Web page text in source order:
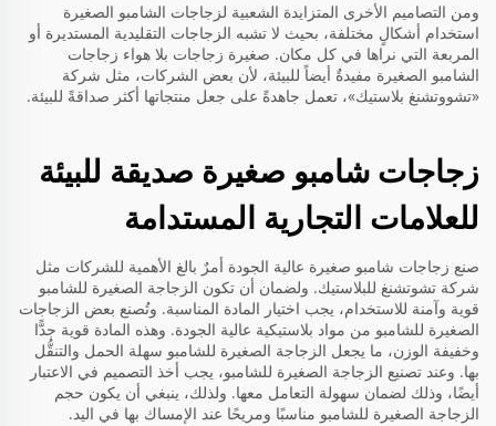
ومن التصاميم الأخرى المتزايدة الشعبية لزجاجات الشامبو الصغيرة
استخدام أشكالٍ مختلفة، بحيث لا تشبه الزجاجات التقليدية المستديرة أو
المربعة التي نراها في كل مكان. صغيرة زجاجات بلا هواء زجاجات
الشامبو الصغيرة مفيدةٌ أيضاً للبيئة، لأن بعض الشركات، مثل شركة
«تشووتشنغ بلاستيك»، تعمل جاهدةً على جعل منتجاتها أكثر صداقةً للبيئة.
زجاجات شامبو صغيرة صديقة للبيئة
للعلامات التجارية المستدامة
صنع زجاجات شامبو صغيرة عالية الجودة أمرٌ بالغ الأهمية للشركات مثل
شركة تشوتشنغ للبلاستيك. ولضمان أن تكون الزجاجة الصغيرة للشامبو
قوية وآمنة للاستخدام، يجب اختيار المادة المناسبة. وتُصنع بعض الزجاجات
الصغيرة للشامبو من مواد بلاستيكية عالية الجودة. وهذه المادة قوية جدًّا
وخفيفة الوزن، ما يجعل الزجاجة الصغيرة للشامبو سهلة الحمل والتنقُّل
بها. وعند تصنيع الزجاجة الصغيرة للشامبو، يجب أخذ التصميم في الاعتبار
أيضًا، وذلك لضمان سهولة التعامل معها. ولذلك، ينبغي أن يكون حجم
الزجاجة الصغيرة للشامبو مناسبًا ومريحًا عند الإمساك بها في اليد.